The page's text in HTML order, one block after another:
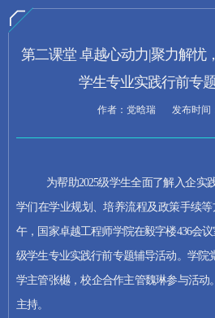
第二课堂 卓越心动力|聚力解
学生专业实践行前专
作者：党晗瑞 发布时间
为帮助2025级学生全面了解入企实
学们在学业规划、培养流程及政策手续
午，国家卓越工程师学院在毅字楼436会
级学生专业实践行前专题辅导活动。学院
学主管张樾，校企合作主管魏琳参与活动
主持。
速读摘要
国家卓越工程师学院于2025年5
行前专题辅导第一期活动，面
机制，重点阐释“工学交替+校
式；学院党委副书记、副院长王
现场设置互动答疑环节，回应
生活保障、课题分配等关切；
稳过渡至产业一线，强化理论